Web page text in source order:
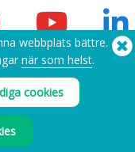
Tel:(650) 938-3500 (US)
© 2026 Flashbay
webbplats bättre.
när som helst.
cookies